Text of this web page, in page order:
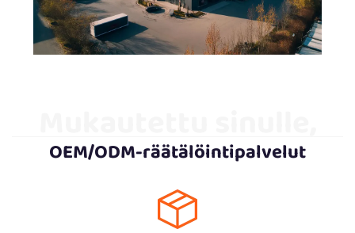
vastaamaan
OEM/ODM-räätälöintipalvelut